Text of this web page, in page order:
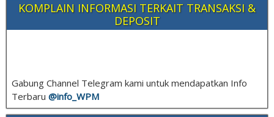
KOMPLAIN INFORMASI TERKAIT TRANSAKSI &
DEPOSIT
Gabung Channel Telegram kami untuk mendapatkan Info
Terbaru @info_ WPM